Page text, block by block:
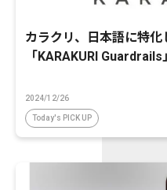
カラクリ、日本語に特
「KARAKURI
2024/12/26
Today's PICK UP